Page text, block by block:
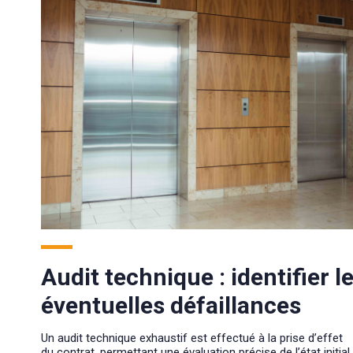
Audit technique : identifier
éventuelles défaillances
Un audit technique exhaustif est effectué à la prise d’effet